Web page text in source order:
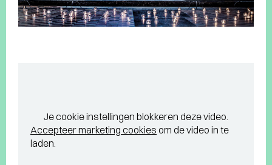
Je cookie instellingen blokkeren deze video.
Accepteer marketing cookies om de video in te
laden.